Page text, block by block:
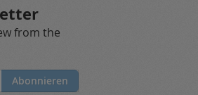
from the
Abonnieren